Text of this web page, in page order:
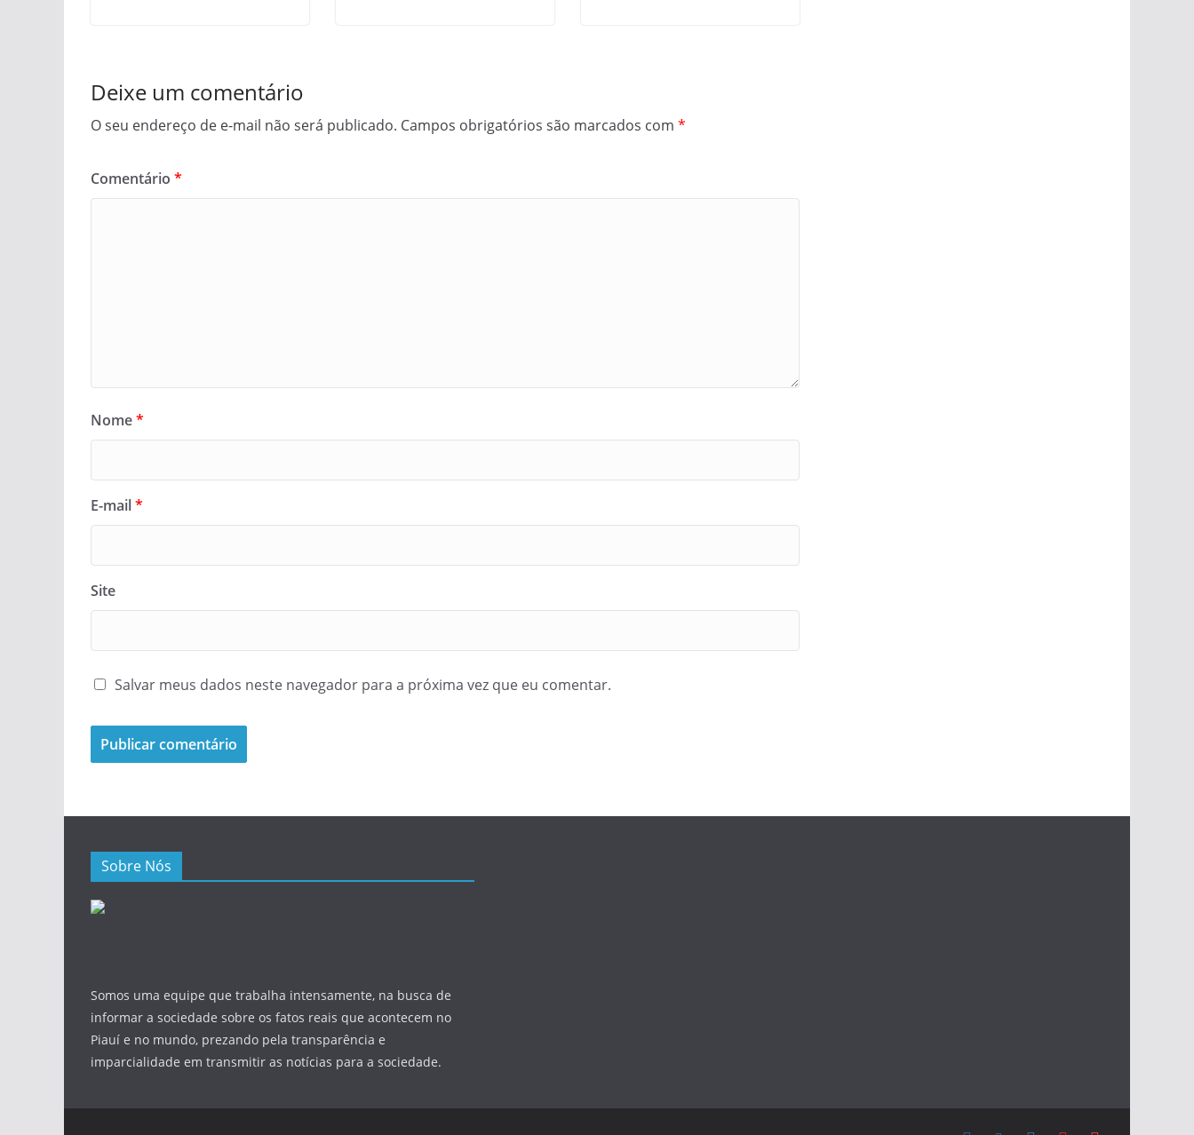
Deixe um comentário
O seu endereço de e-mail não será publicado. Campos obrigatórios são marcados com *
Comentário *
Nome*
E-mail*
Site
Salvar meus dados neste navegador para a próxima vez que eu comentar.
Sobre Nós
Somos uma equipe que trabalha intensamente, na busca de
informar a sociedade sobre os fatos reais que acontecem no
Piauí e no mundo, prezando pela transparência e
imparcialidade em transmitir as notícias para a sociedade.